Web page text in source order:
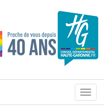
Menu
de